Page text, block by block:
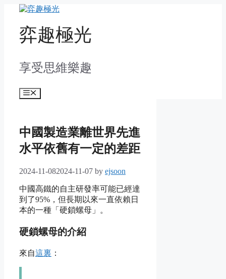
content弈趣極光
享受思維樂趣
Menu
中國製造業離世界先進
水平依舊有一定的差距
2024-11-082024-11-07 by ejsoon
中國高鐵的自主研發率可能已經達
到了95%，但長期以來一直依賴日
本的一種「硬鎖螺母」。
硬鎖螺母的介紹
來自這裏 ：